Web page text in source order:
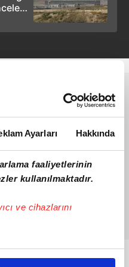
Ayarları Hakkında
faaliyetlerinin
kullanılmaktadır.
ve cihazlarını
sizlere özel